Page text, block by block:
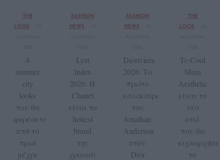
THE
LOOK
4
summer
city
looks
που θα
φορέσετε
από το
πρωί
μέχρι
FASHION
NEWS
Lyst
Index
2026: Η
Chanel
είναι το
hottest
brand
της
χρονιάς
FASHION
NEWS
Dioriviera
2026: Το
πρώτο
καλοκαίρι
του
Jonathan
Anderson
στον
Dior
THE
LOOK
To Cool
Mum
Aesthetic
είναι το
νέο
στιλ
που θα
το